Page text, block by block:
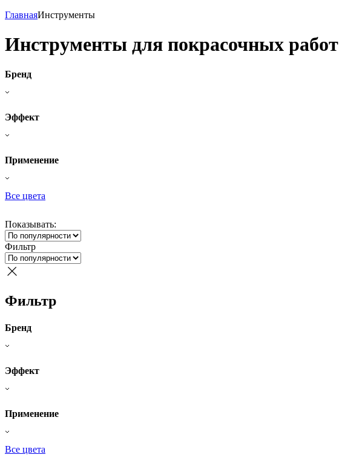
ГлавнаяИнструменты
Инструменты для покрасочных работ
Бренд
Эффект
Применение
Все цвета
Показывать:
Фильтр
Фильтр
Бренд
Эффект
Применение
Все цвета